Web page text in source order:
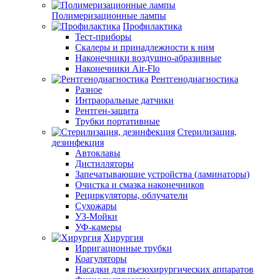
Полимеризационные лампы
Профилактика
Тест-приборы
Скалеры и принадлежности к ним
Наконечники воздушно-абразивные
Наконечники Air-Flo
Рентгенодиагностика
Разное
Интраоральные датчики
Рентген-защита
Трубки портативные
Стерилизация,
дезинфекция
Автоклавы
Дистилляторы
Запечатывающие устройства (ламинаторы)
Очистка и смазка наконечников
Рециркуляторы, облучатели
Сухожары
УЗ-Мойки
УФ-камеры
Хирургия
Ирригационные трубки
Коагуляторы
Насадки для пьезохирургических аппаратов